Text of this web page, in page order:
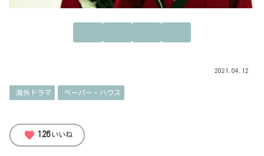
2021.04.12
海外ドラマ ペーパー・ハウス
favorite 126 いいね